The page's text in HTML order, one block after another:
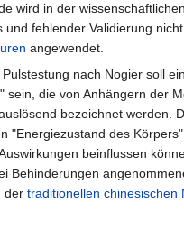
wird in der
und fehlender Validierung
angewendet.
nach Nogier soll
" sein, die von Anhängern der
bezeichnet werden.
"Energiezustand des
beinflussen
Behinderungen
der traditionellen chinesischen